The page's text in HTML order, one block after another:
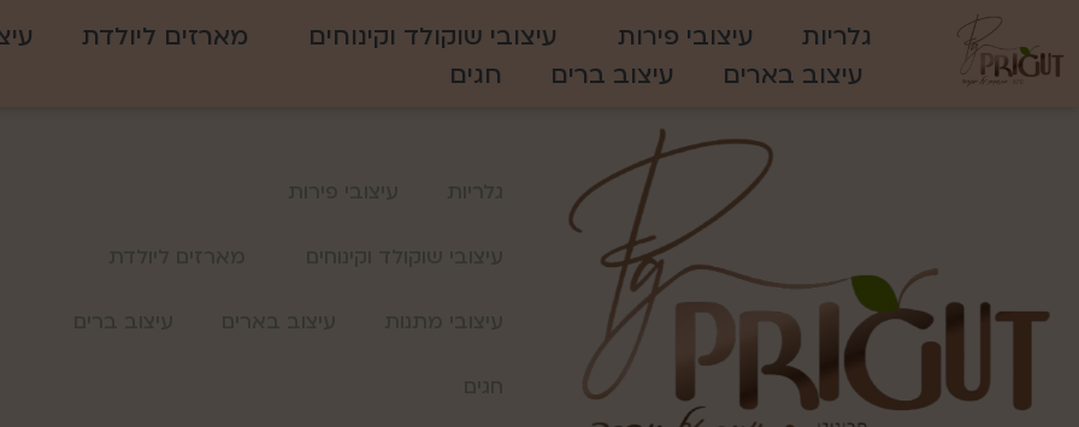
גלריות עיצובי פירות עיצובי שוקולד וקינוחים מארזים ליולדת
עיצוב בארים
עיצוב ברים חגים